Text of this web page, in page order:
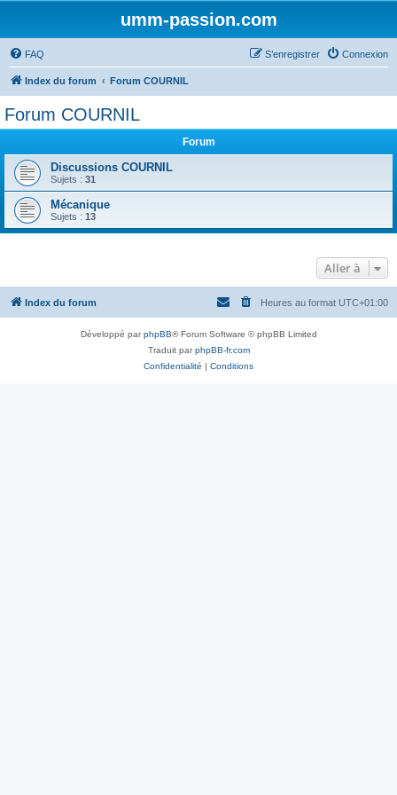
umm-passion.com
FAQ Connexion
S’enregistrer
Index du forum Forum COURNIL
Forum COURNIL
Forum
Discussions COURNIL
Sujets : 31
Mécanique
Sujets : 13
Aller à
Index du forum Heures au format UTC+01:00
Développé parphpBB® Forum Software © phpBB Limited
Traduit parphpBB-fr.com
Confidentialité | Conditions